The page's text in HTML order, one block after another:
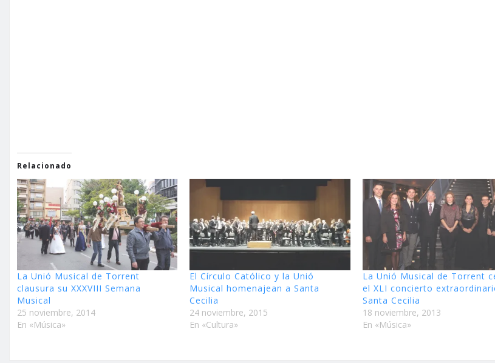
Relacionado
La Unió Musical de Torrent
clausura su XXXVIII Semana
Musical
25 noviembre, 2014
En «Música»
El Círculo Católico y la Unió
Musical homenajean a Santa
Cecilia
24 noviembre, 2015
En «Cultura»
La Unió Musical de Torrent
el XLI concierto
Santa Cecilia
18 noviembre, 2013
En «Música»